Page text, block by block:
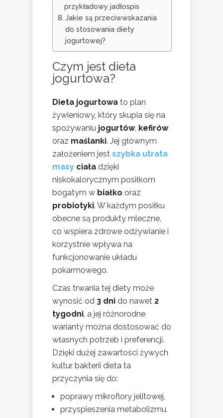
przykładowy jadłospis
Jakie są przeciwwskazania
do stosowania diety
jogurtowej?
Czym jest dieta
jogurtowa?
Dieta jogurtowa to plan
żywieniowy, który skupia się na
spożywaniu jogurtów, kefirów
oraz maślanki. Jej głównym
założeniem jest szybka utrata
masy ciała dzięki
niskokalorycznym posiłkom
bogatym w białko oraz
probiotyki. W każdym posiłku
obecne są produkty mleczne,
co wspiera zdrowe odżywianie i
korzystnie wpływa na
funkcjonowanie układu
pokarmowego.
Czas trwania tej diety może
wynosić od 3 dni do nawet 2
tygodni, a jej różnorodne
warianty można dostosować do
własnych potrzeb i preferencji.
Dzięki dużej zawartości żywych
kultur bakterii dieta ta
przyczynia się do:
poprawy mikroflory jelitowej,
przyspieszenia metabolizmu.